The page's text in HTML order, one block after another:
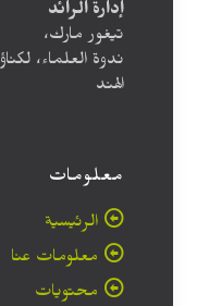
إدارة الرائد
تيغور مارك،
ندوة العلماء، لكناؤ،
الهند
معلومات
الرئيسية
معلومات عنا
محتويات